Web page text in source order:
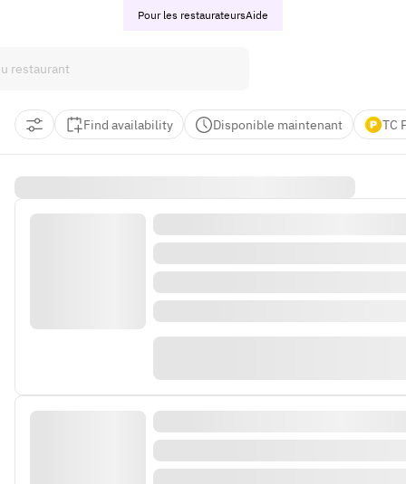
Pour les restaurateursAide
Find availability Disponible maintenant TC